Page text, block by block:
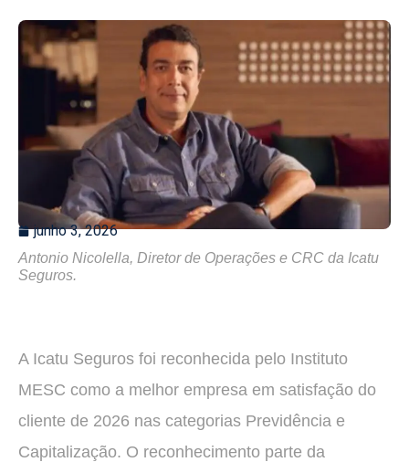
junho 3, 2026
Antonio Nicolella, Diretor de Operações e CRC da Icatu
Seguros.
A Icatu Seguros foi reconhecida pelo Instituto
MESC como a melhor empresa em satisfação do
cliente de 2026 nas categorias Previdência e
Capitalização. O reconhecimento parte da